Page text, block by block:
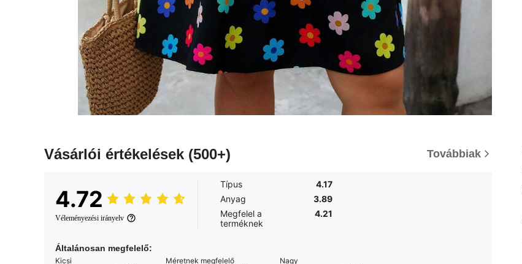
Vásárlói értékelések (500+) Továbbiak
4.72
Véleményezési irányelv
Típus
4.17
Anyag
3.89
Megfelel a
terméknek
4.21
Általánosan megfelelő:
Kicsi
Méretnek megfelelő
Nagy